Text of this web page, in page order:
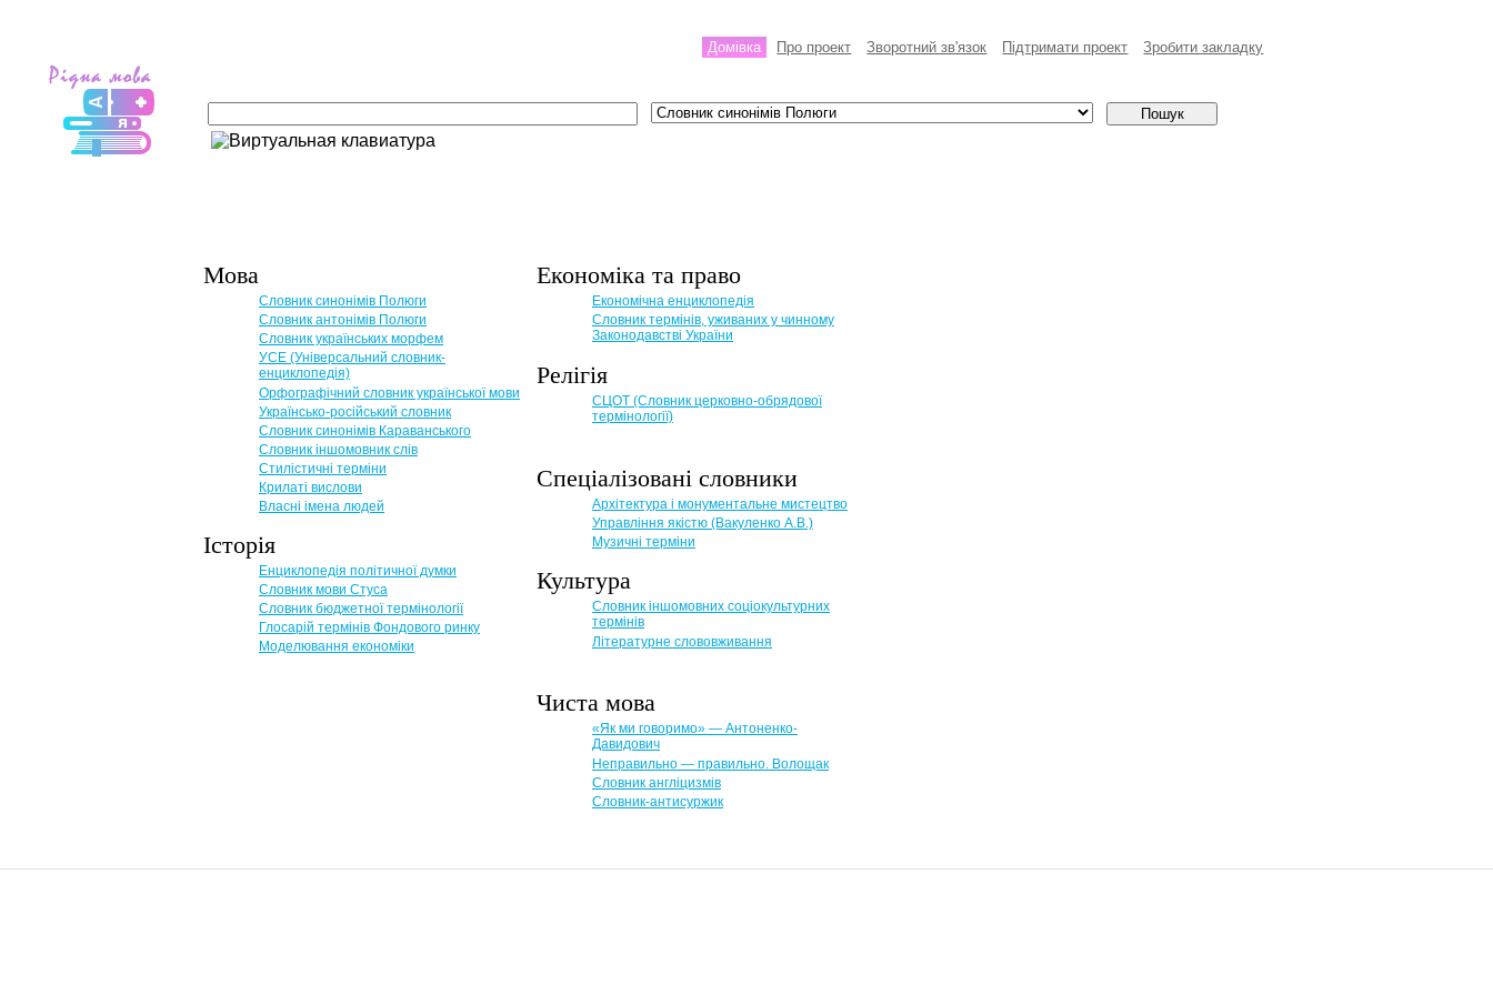
Домівка Про проект Зворотний зв'язок Пiдтримати проект Зробити закладку
Мова
Словник синонімів Полюги
Словник антонімів Полюги
Словник українських морфем
УСЕ (Універсальний словник-
енциклопедія)
Орфографічний словник української мови
Українсько-російський словник
Словник синонімів Караванського
Словник іншомовник слів
Стилістичні терміни
Крилаті вислови
Власні імена людей
Історія
Енциклопедія політичної думки
Словник мови Стуса
Словник бюджетної термінології
Глосарій термінів Фондового ринку
Моделювання економіки
Економіка та право
Eкономічна енциклопедія
Словник термінів, уживаних у чинному
Законодавстві України
Релігія
СЦОТ (Словник церковно-обрядової
термінології)
Спеціалізовані словники
Архітектура і монументальне мистецтво
Управління якістю (Вакуленко А.В.)
Музичні терміни
Культура
Словник іншомовних соціокультурних
термінів
Літературне слововживання
Чиста мова
«Як ми говоримо» — Антоненко-
Давидович
Неправильно — правильно. Волощак
Словник англіцизмів
Словник-антисуржик